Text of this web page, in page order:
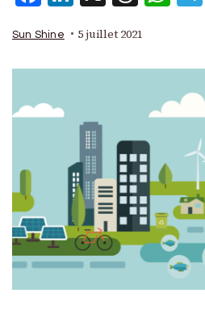
Sun Shine 5 juillet 2021